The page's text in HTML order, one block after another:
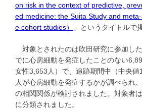
on risk in the context of predictive,
ed medicine: the Suita Study and
e cohort studies）
」というタイトルで
対象とされたのは吹田研究に参加し
でに心房細動を発症したことのない
女性3,653人）で、追跡期間中（中央
人が心房細動を発症するかが調べられ
の相関関係が検討されました。対象者
に分類されました。